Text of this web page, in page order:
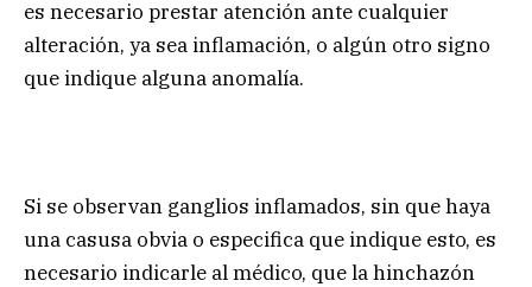
es necesario prestar atención ante cualquier
alteración, ya sea inflamación, o algún otro signo
que indique alguna anomalía.
Si se observan ganglios inflamados, sin que haya
una casusa obvia o especifica que indique esto, es
necesario indicarle al médico, que la hinchazón